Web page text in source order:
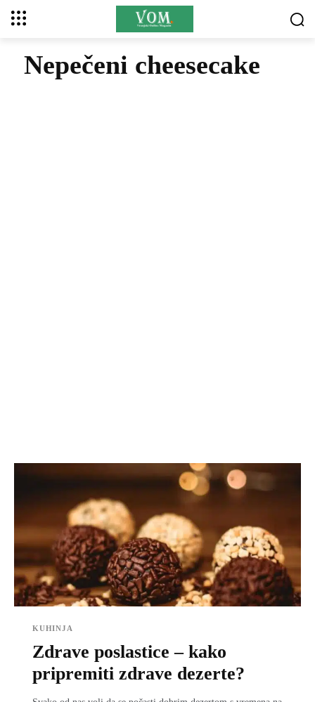
Nepečeni cheesecake
KUHINJA
Zdrave poslastice – kako
pripremiti zdrave dezerte?